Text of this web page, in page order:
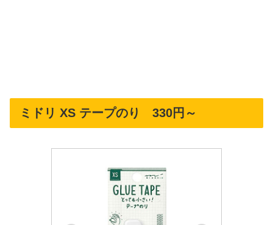
ミドリ XS テープのり 330円～